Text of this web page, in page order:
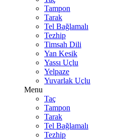
Tampon
Tarak
Tel Bağlamalı
Tezhip
Timsah Dili
Yan Kesik
Yassı Uçlu
Yelpaze
Yuvarlak Uçlu
Menu
Taç
Tampon
Tarak
Tel Bağlamalı
Tezhip